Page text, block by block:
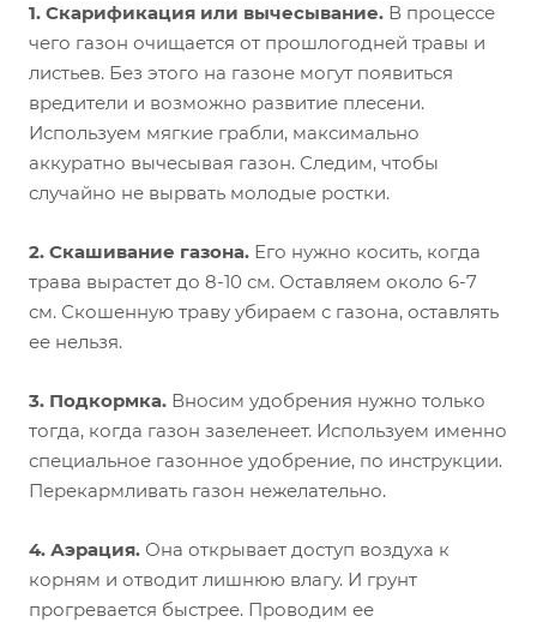
1. Скарификация или вычесывание. В процессе
чего газон очищается от прошлогодней травы и
листьев. Без этого на газоне могут появиться
вредители и возможно развитие плесени.
Используем мягкие грабли, максимально
аккуратно вычесывая газон. Следим, чтобы
случайно не вырвать молодые ростки.
2. Скашивание газона. Его нужно косить, когда
трава вырастет до 8-10 см. Оставляем около 6-7
см. Скошенную траву убираем с газона, оставлять
ее нельзя.
3. Подкормка. Вносим удобрения нужно только
тогда, когда газон зазеленеет. Используем именно
специальное газонное удобрение, по инструкции.
Перекармливать газон нежелательно.
4. Аэрация. Она открывает доступ воздуха к
корням и отводит лишнюю влагу. И грунт
прогревается быстрее. Проводим ее